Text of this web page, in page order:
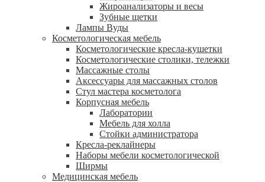
Жироанализаторы и весы
Зубные щетки
Лампы Вуды
Косметологическая мебель
Косметологические кресла-кушетки
Косметологические столики, тележки
Массажные столы
Аксессуары для массажных столов
Стул мастера косметолога
Корпусная мебель
Лаборатории
Мебель для холла
Стойки администратора
Кресла-реклайнеры
Наборы мебели косметологической
Ширмы
Медицинская мебель